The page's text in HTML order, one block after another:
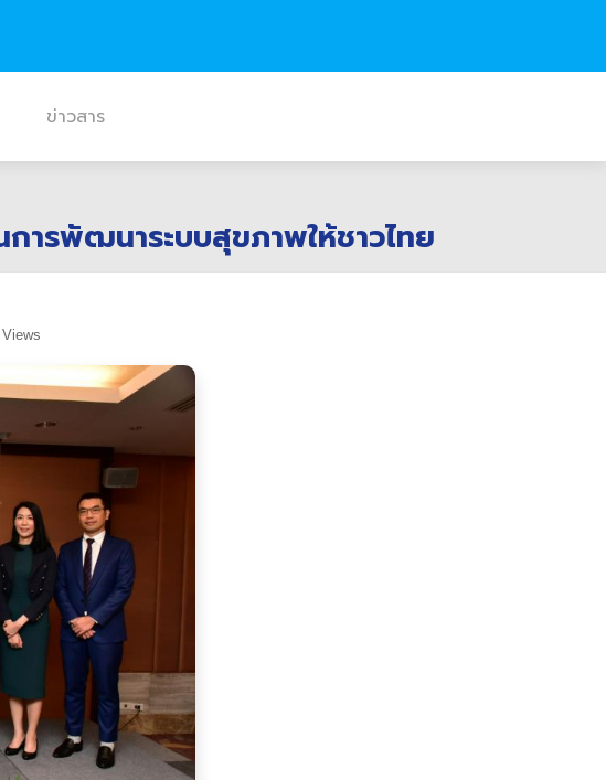
ข่าวสาร
ารพัฒนาระบบสุขภาพให้ชาวไทย